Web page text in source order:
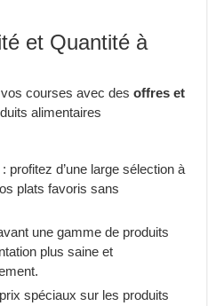
et Quantité à
vos courses avec desoffres et
alimentaires
: profitez d’une large sélection à
plats favoris sans
une gamme de produits
plus saine et
spéciaux sur les produits